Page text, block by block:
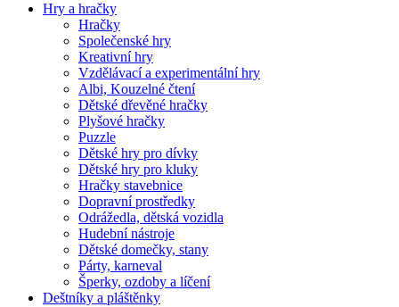
Hry a hračky
Hračky
Společenské hry
Kreativní hry
Vzdělávací a experimentální hry
Albi, Kouzelné čtení
Dětské dřevěné hračky
Plyšové hračky
Puzzle
Dětské hry pro dívky
Dětské hry pro kluky
Hračky stavebnice
Dopravní prostředky
Odrážedla, dětská vozidla
Hudební nástroje
Dětské domečky, stany
Párty, karneval
Šperky, ozdoby a líčení
Deštníky a pláštěnky